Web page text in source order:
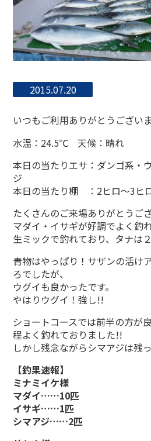
2015.07.20
いつもご利用ありがとうござい
水温：24.5℃ 天候：晴れ
本日の当たりエサ：ダンゴ系・
ジ
本日の当たり棚 ：2ヒロ～3ヒ
たくさんのご来場ありがとうご
マダイ・イサギが好調でよく釣
生ミックで釣れており、タナは
青物はやっぱり！サザンの活け
ろでしたが、
ウグイも良かったです。
やはりウグイ！強し!!
ショートコースでは前半の方が
程よく釣れておりました!!
しかし残念ながらシマアジは残
【釣果速報】
ミナミイケ様
マダイ……10匹
イサギ……1匹
シマアジ……2匹